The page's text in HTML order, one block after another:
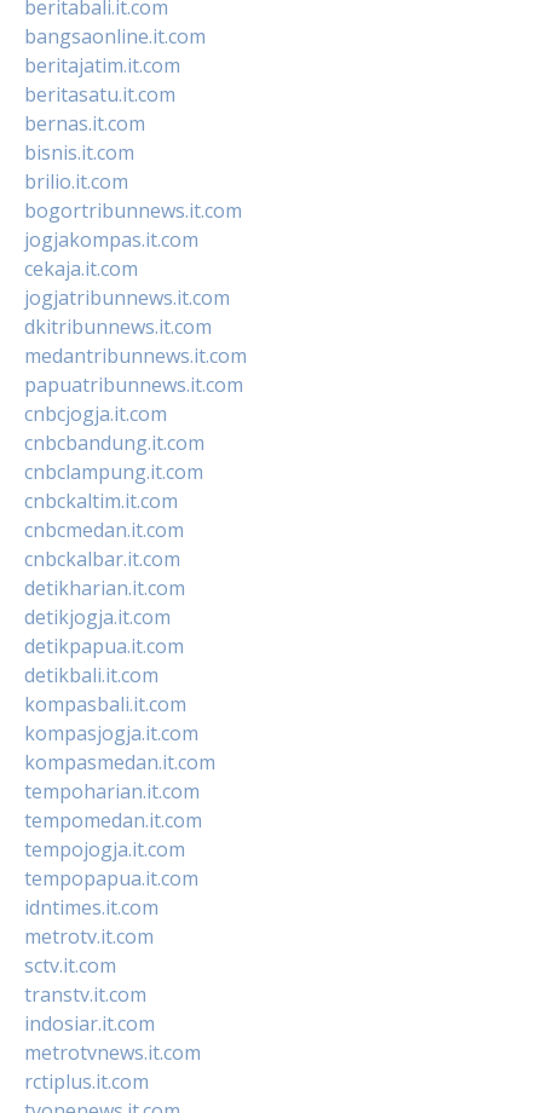
beritabali.it.com
bangsaonline.it.com
beritajatim.it.com
beritasatu.it.com
bernas.it.com
bisnis.it.com
brilio.it.com
bogortribunnews.it.com
jogjakompas.it.com
cekaja.it.com
jogjatribunnews.it.com
dkitribunnews.it.com
medantribunnews.it.com
papuatribunnews.it.com
cnbcjogja.it.com
cnbcbandung.it.com
cnbclampung.it.com
cnbckaltim.it.com
cnbcmedan.it.com
cnbckalbar.it.com
detikharian.it.com
detikjogja.it.com
detikpapua.it.com
detikbali.it.com
kompasbali.it.com
kompasjogja.it.com
kompasmedan.it.com
tempoharian.it.com
tempomedan.it.com
tempojogja.it.com
tempopapua.it.com
idntimes.it.com
metrotv.it.com
sctv.it.com
transtv.it.com
indosiar.it.com
metrotvnews.it.com
rctiplus.it.com